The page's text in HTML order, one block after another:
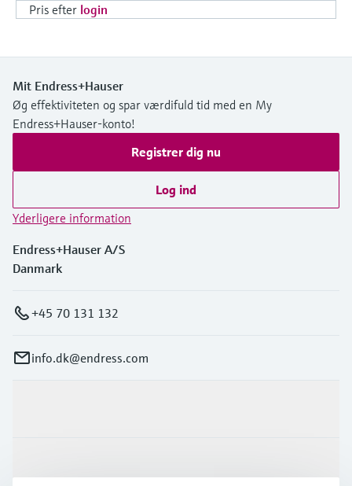
Pris efter login
Mit Endress+Hauser
Øg effektiviteten og spar værdifuld tid med en My
Endress+Hauser-konto!
Registrer dig nu
Log ind
Yderligere information
Endress+Hauser A/S
Danmark
+45 70 131 132
info.dk@endress.com